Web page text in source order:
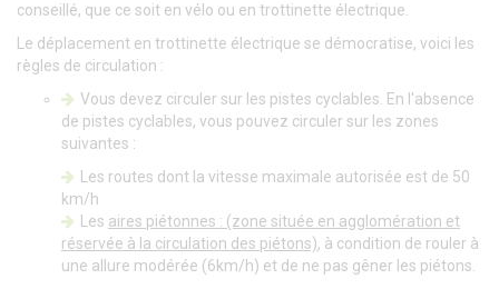
conseillé, que ce soit en vélo ou en trottinette électrique.
Le déplacement en trottinette électrique se démocratise, voici les
règles de circulation :
Vous devez circuler sur les pistes cyclables. En l'absence
de pistes cyclables, vous pouvez circuler sur les zones
suivantes :
Les routes dont la vitesse maximale autorisée est de 50
km/h
Les aires piétonnes : (zone située en agglomération et
réservée à la circulation des piétons), à condition de rouler à
une allure modérée (6km/h) et de ne pas gêner les piétons.